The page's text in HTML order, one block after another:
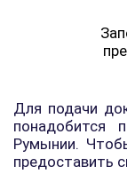
Для подачи
понадобится
Румынии.
предоставить